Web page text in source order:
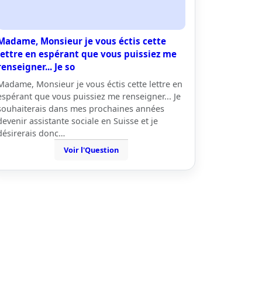
Monsieur je vous éctis cette
en espérant que vous puissiez me
Je so
Monsieur je vous éctis cette lettre en
que vous puissiez me renseigner... Je
dans mes prochaines années
assistante sociale en Suisse et je
donc…
Voir l'Question